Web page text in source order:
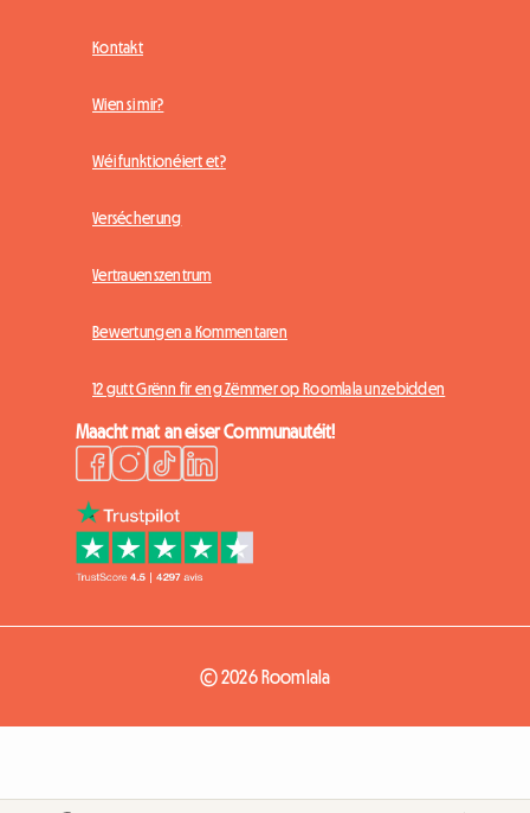
Kontakt
Wien si mir?
Wéi funktionéiert et?
Versécherung
Vertrauenszentrum
Bewertungen a Kommentaren
12 gutt Grënn fir eng Zëmmer op Roomlala unzebidden
Maacht mat an eiser Communautéit!
© 2026 Roomlala